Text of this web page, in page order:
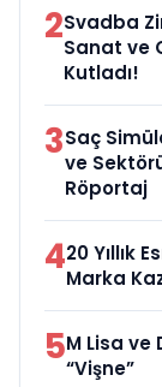
2Svadba
Sanat ve
Kutladı!
3Saç
ve
Röportaj
420 Yıllık
Marka
5M Lisa ve
“Vişne”